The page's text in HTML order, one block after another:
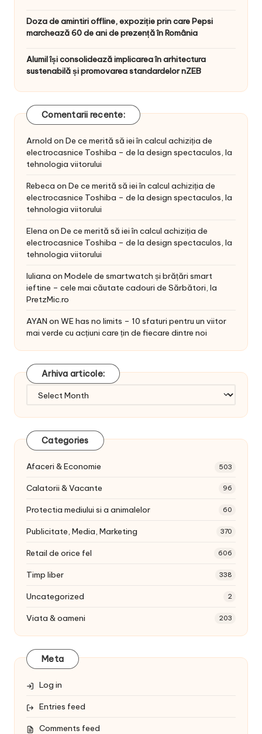
Doza de amintiri offline, expoziție prin care Pepsi
marchează 60 de ani de prezență în România
Alumil își consolidează implicarea în arhitectura
sustenabilă și promovarea standardelor nZEB
Comentarii recente:
Arnold on De ce merită să iei în calcul achiziția de
electrocasnice Toshiba – de la design spectaculos, la
tehnologia viitorului
Rebeca on De ce merită să iei în calcul achiziția de
electrocasnice Toshiba – de la design spectaculos, la
tehnologia viitorului
Elena on De ce merită să iei în calcul achiziția de
electrocasnice Toshiba – de la design spectaculos, la
tehnologia viitorului
Iuliana on Modele de smartwatch și brățări smart
ieftine – cele mai căutate cadouri de Sărbători, la
PretzMic.ro
AYAN on WE has no limits – 10 sfaturi pentru un viitor
mai verde cu acțiuni care țin de fiecare dintre noi
Arhiva articole:
Arhiva
Categories
Afaceri & Economie 503
Calatorii & Vacante 96
Protectia mediului si a animalelor 60
Publicitate, Media, Marketing 370
Retail de orice fel 606
Timp liber 338
Uncategorized 2
Viata & oameni 203
Meta
Log in
Entries feed
Comments feed